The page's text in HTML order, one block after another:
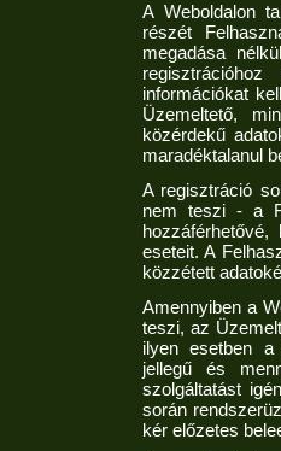
A Weboldalon
részét
megadása
információkat
Üzemeltető,
közérdekű
maradéktalanul
A regisztráció
nem teszi - a
eseteit. A
közzétett
Amennyiben a
teszi, az
ilyen esetben a
jellegű és
szolgáltatást
során
kér előzetes